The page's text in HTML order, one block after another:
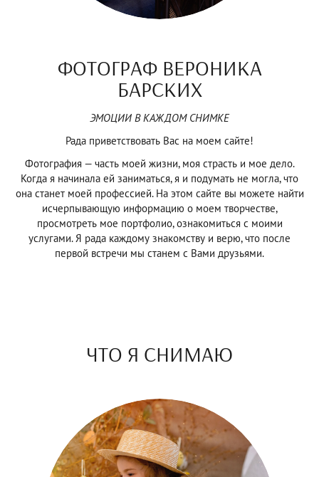
ФОТОГРАФ ВЕРОНИКА
БАРСКИХ
ЭМОЦИИ В КАЖДОМ СНИМКЕ
Рада приветствовать Вас на моем сайте!
Фотография — часть моей жизни, моя страсть и мое дело.
Когда я начинала ей заниматься, я и подумать не могла, что
она станет моей профессией. На этом сайте вы можете найти
исчерпывающую информацию о моем творчестве,
просмотреть мое портфолио, ознакомиться с моими
услугами. Я рада каждому знакомству и верю, что после
первой встречи мы станем с Вами друзьями.
ЧТО Я СНИМАЮ